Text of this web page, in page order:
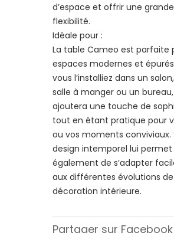
d’espace et offrir une grande
flexibilité.
Idéale pour :
La table Cameo est parfaite
espaces modernes et
vous l’installiez dans un
salle à manger ou un
ajoutera une touche de
tout en étant pratique pour
ou vos moments conviviaux.
design intemporel lui permet
également de s’adapter
aux différentes évolutions
décoration intérieure.
Partager sur Facebook